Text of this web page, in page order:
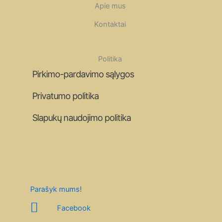
Apie mus
Kontaktai
Politika
Pirkimo-pardavimo sąlygos
Privatumo politika
Slapukų naudojimo politika
Parašyk mums!
Facebook